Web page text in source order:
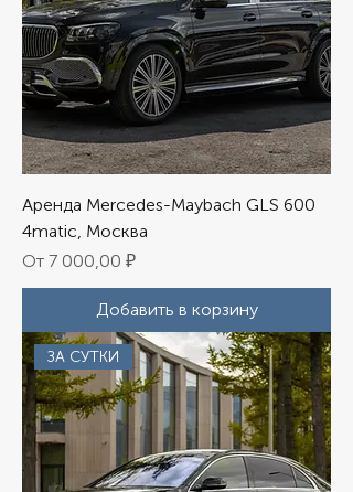
Аренда Mercedes-Мaybach GLS 600
4matic, Москва
От 7 000,00 ₽
Цена со скидкой
Добавить в корзину
ЗА СУТКИ